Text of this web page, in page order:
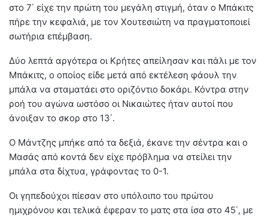
στο 7΄ είχε την πρώτη του μεγάλη στιγμή, όταν ο Μπάκιτς
πήρε την κεφαλιά, με τον Χουτεσιώτη να πραγματοποιεί
σωτήρια επέμβαση.
Δύο λεπτά αργότερα οι Κρήτες απείλησαν και πάλι με τον
Μπάκιτς, ο οποίος είδε μετά από εκτέλεση φάουλ την
μπάλα να σταματάει στο οριζόντιο δοκάρι. Κόντρα στην
ροή του αγώνα ωστόσο οι Νικαιώτες ήταν αυτοί που
άνοιξαν το σκορ στο 13΄.
Ο Μάντζης μπήκε από τα δεξιά, έκανε την σέντρα και ο
Μασάς από κοντά δεν είχε πρόβλημα να στείλει την
μπάλα στα δίχτυα, γράφοντας το 0-1.
Οι γηπεδούχοι πίεσαν στο υπόλοιπο του πρώτου
ημιχρόνου και τελικά έφεραν το ματς στα ίσα στο 45΄, με